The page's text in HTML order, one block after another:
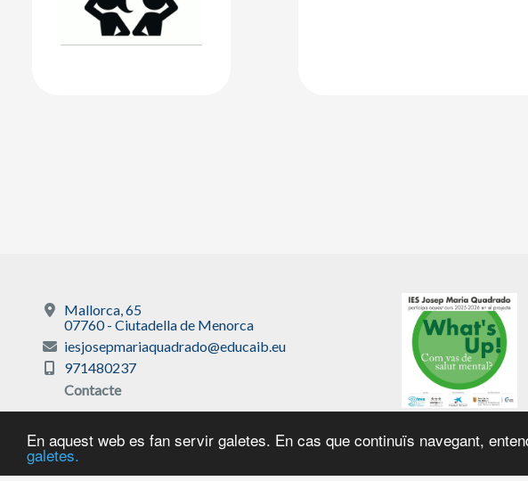
En aquest web es fan servir galetes. En cas que continuïs navegant,
galetes.
Mallorca, 65
07760 - Ciutadella de Menorca
iesjosepmariaquadrado@educaib.eu
971480237
Contacte
Avís legal|Sobre el web|Política de